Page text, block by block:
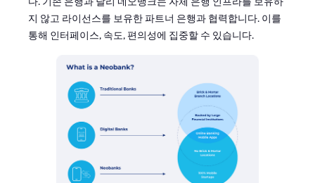
지 않고 라이선스를 보유한 파트너 은행과 협력합니다. 이를
통해 인터페이스, 속도, 편의성에 집중할 수 있습니다.